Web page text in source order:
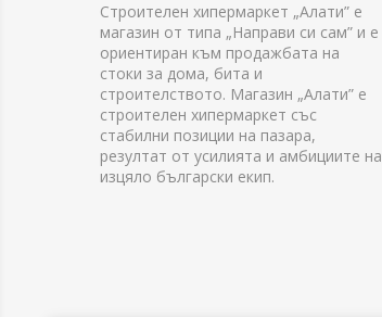
Строителен хипермаркет „Алати” е
магазин от типа „Направи си сам” и е
ориентиран към продажбата на
стоки за дома, бита и
строителството. Магазин „Алати” е
строителен хипермаркет със
стабилни позиции на пазара,
резултат от усилията и амбициите на
изцяло български екип.